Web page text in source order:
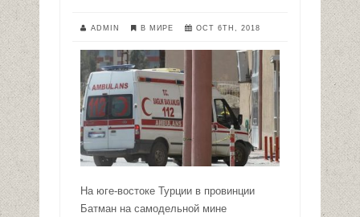
ADMIN В МИРЕ OCT 6TH, 2018
На юге-востоке Турции в провинции
Батман на самодельной мине